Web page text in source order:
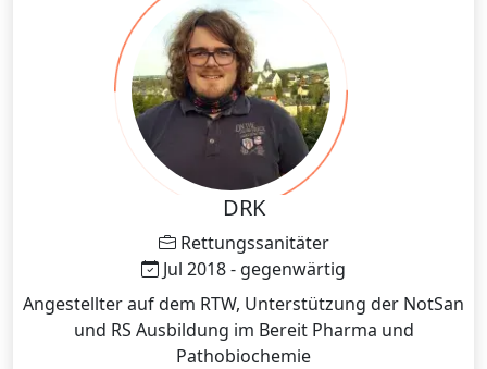
DRK
Rettungssanitäter
Jul 2018 - gegenwärtig
Angestellter auf dem RTW, Unterstützung der NotSan
und RS Ausbildung im Bereit Pharma und
Pathobiochemie